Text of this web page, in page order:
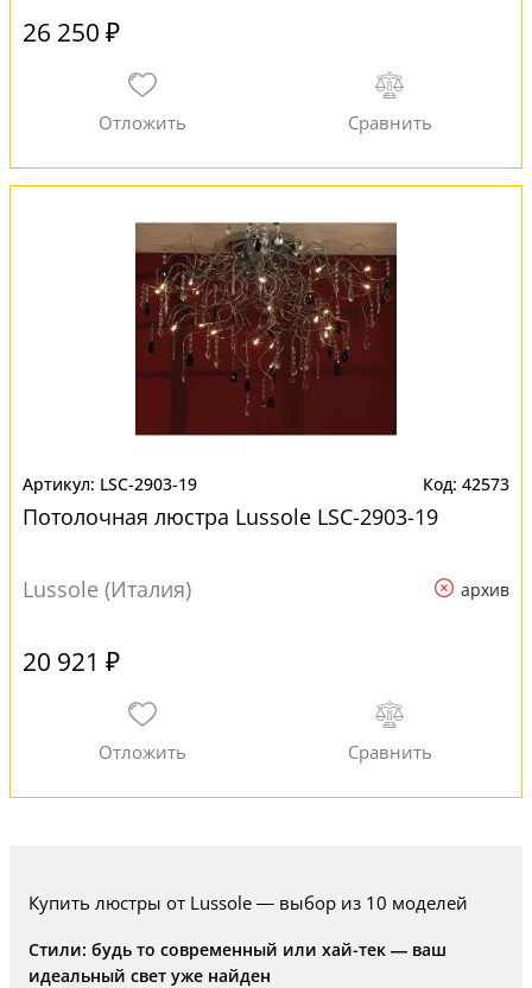
26 250 ₽
LSC-2903-19 42573
Потолочная люстра Lussole LSC-2903-19
Lussole (Италия) архив
20 921 ₽
Купить люстры от Lussole — выбор из 10 моделей
Стили: будь то современный или хай-тек — ваш
идеальный свет уже найден